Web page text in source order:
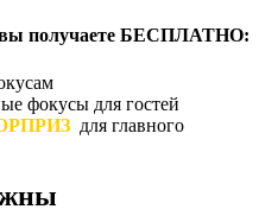
вы получаете БЕСПЛАТНО:
фокусы для гостей
для главного